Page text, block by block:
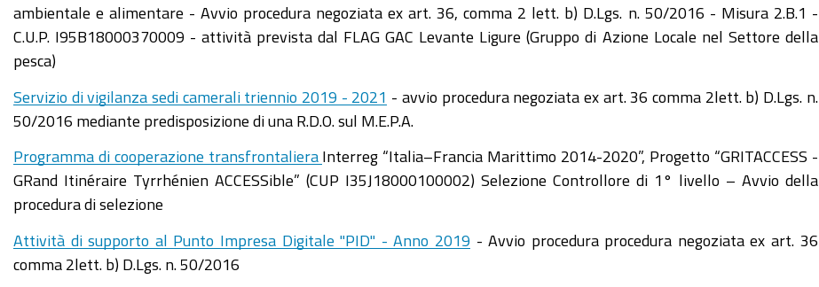
ambientale e alimentare - Avvio procedura negoziata ex art. 36, comma 2 lett. b) D.Lgs. n. 50/2016 - Misura 2.B.1 -
C.U.P. I95B18000370009 - attività prevista dal FLAG GAC Levante Ligure (Gruppo di Azione Locale nel Settore della
pesca)
Servizio di vigilanza sedi camerali triennio 2019 - 2021 - avvio procedura negoziata ex art. 36 comma 2lett. b) D.Lgs. n.
50/2016 mediante predisposizione di una R.D.O. sul M.E.P.A.
Programma di cooperazione transfrontaliera Interreg “Italia–Francia Marittimo 2014-2020”, Progetto “GRITACCESS -
GRand Itinéraire Tyrrhénien ACCESSible” (CUP I35J18000100002) Selezione Controllore di 1° livello – Avvio della
procedura di selezione
Attività di supporto al Punto Impresa Digitale "PID" - Anno 2019 - Avvio procedura procedura negoziata ex art. 36
comma 2lett. b) D.Lgs. n. 50/2016